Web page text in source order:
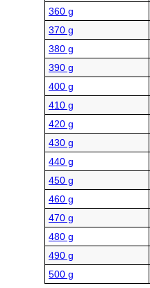
360 g
370 g
380 g
390 g
400 g
410 g
420 g
430 g
440 g
450 g
460 g
470 g
480 g
490 g
500 g